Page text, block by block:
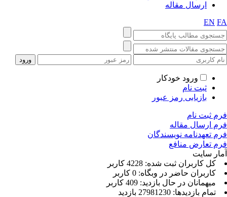
ارسال مقاله
EN
ورود خودکار
ثبت نام
بازیابی رمز عبور
ثبت نام
ارسال مقاله
تعهدنامه نویسندگان
تعارض منافع
سایت
كل کاربران ثبت شده: 4228 کاربر
کاربران حاضر در وبگاه: 0 کاربر
ميهمانان در حال بازديد: 409 کاربر
تمام بازديد‌ها: 27981230 بازدید